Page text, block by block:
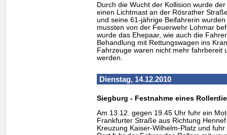
Durch die Wucht der Kollision wurde
einen Lichtmast an der Rösrather
und seine 61-jährige Beifahrerin
mussten von der Feuerwehr Lohmar
wurde das Ehepaar, wie auch die
Behandlung mit Rettungswagen ins
Fahrzeuge waren nicht mehr fahrbereit
werden.
Dienstag, 14.12.2010
Siegburg - Festnahme eines
Am 13.12. gegen 19.45 Uhr fuhr ein
Frankfurter Straße aus Richtung
Kreuzung Kaiser-Wilhelm-Platz und